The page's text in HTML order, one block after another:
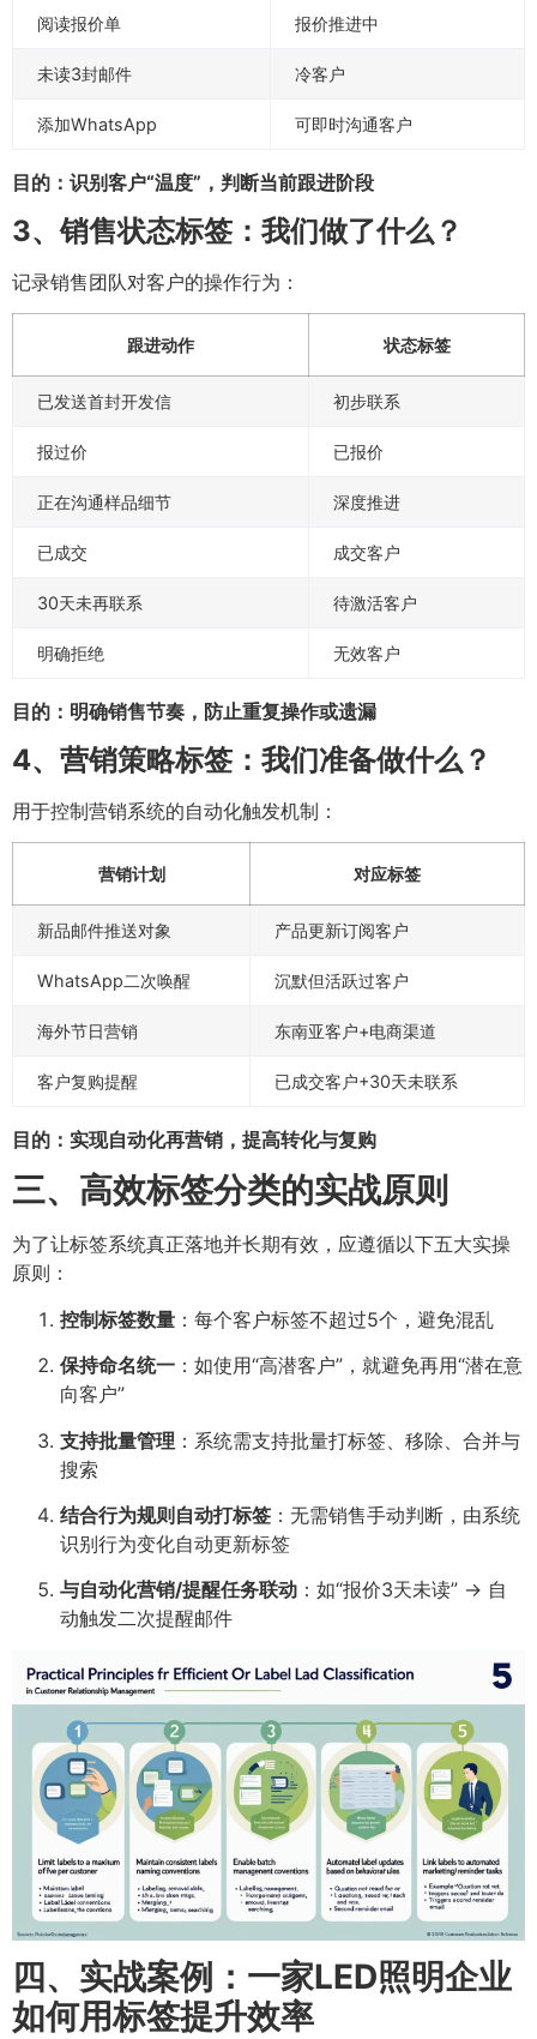
阅读报价单 报价推进中
未读3封邮件 冷客户
添加WhatsApp 可即时沟通客户
目的：识别客户“温度”，判断当前跟进阶段
3、销售状态标签：我们做了什么？
记录销售团队对客户的操作行为：
跟进动作 状态标签
已发送首封开发信 初步联系
报过价 已报价
正在沟通样品细节 深度推进
已成交 成交客户
30天未再联系 待激活客户
明确拒绝 无效客户
目的：明确销售节奏，防止重复操作或遗漏
4、营销策略标签：我们准备做什么？
用于控制营销系统的自动化触发机制：
营销计划 对应标签
新品邮件推送对象 产品更新订阅客户
WhatsApp二次唤醒 沉默但活跃过客户
海外节日营销 东南亚客户+电商渠道
客户复购提醒 已成交客户+30天未联系
目的：实现自动化再营销，提高转化与复购
三、高效标签分类的实战原则
为了让标签系统真正落地并长期有效，应遵循以下五大实操
原则：
控制标签数量 ：每个客户标签不超过5个，避免混乱
保持命名统一 ：如使用“高潜客户”，就避免再用“潜在意
向客户”
支持批量管理 ：系统需支持批量打标签、移除、合并与
搜索
结合行为规则自动打标签 ：无需销售手动判断，由系统
识别行为变化自动更新标签
与自动化营销/提醒任务联动 ：如“报价3天未读” → 自
动触发二次提醒邮件
四、实战案例：一家LED照明企业
如何用标签提升效率